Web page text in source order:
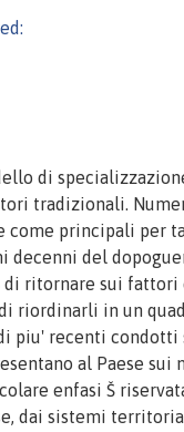
di
tradizionali.
principali per
decenni del
di ritornare sui
riordinarli in un
piu' recenti
al Paese
enfasi Š
dai sistemi